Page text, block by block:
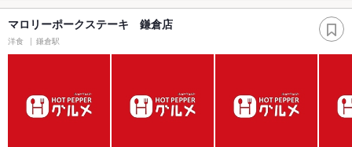
マロリーポークステーキ 鎌倉店
洋食 鎌倉駅